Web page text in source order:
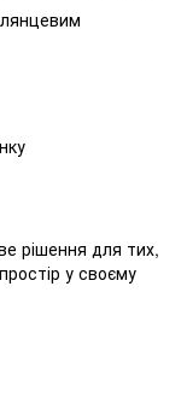
рішення для тих,
у своєму